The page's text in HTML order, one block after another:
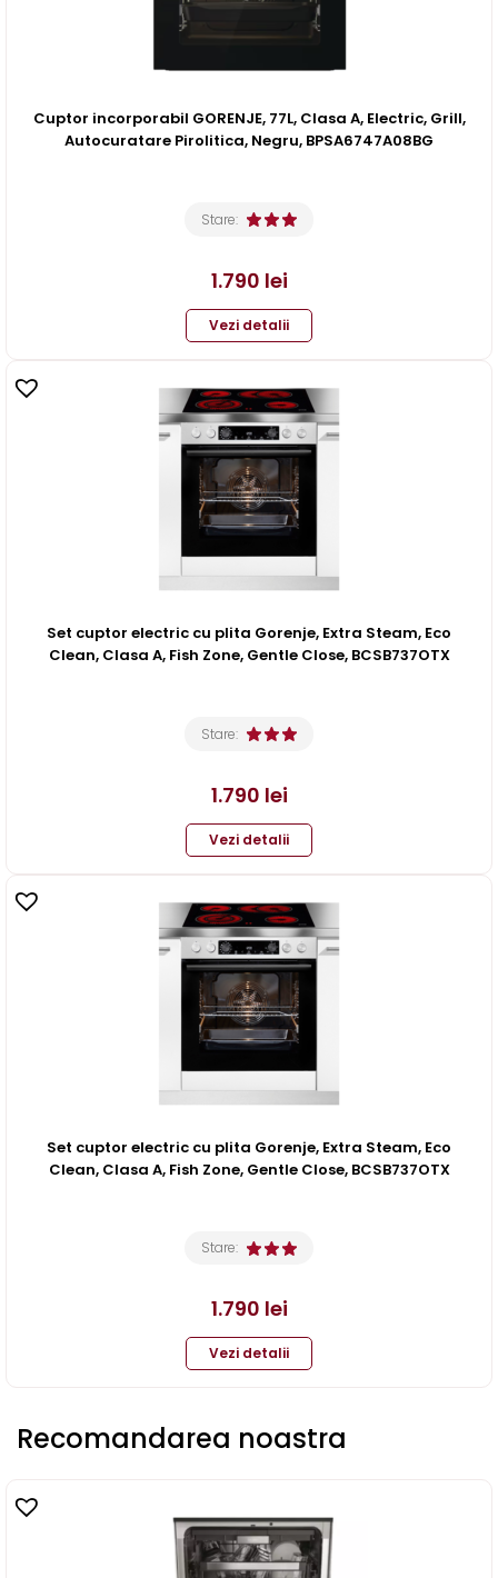
Cuptor incorporabil GORENJE, 77L, Clasa A, Electric, Grill,
Autocuratare Pirolitica, Negru, BPSA6747A08BG
Stare:
1.790 lei
Vezi detalii
Set cuptor electric cu plita Gorenje, Extra Steam, Eco
Clean, Clasa A, Fish Zone, Gentle Close, BCSB737OTX
Stare:
1.790 lei
Vezi detalii
Set cuptor electric cu plita Gorenje, Extra Steam, Eco
Clean, Clasa A, Fish Zone, Gentle Close, BCSB737OTX
Stare:
1.790 lei
Vezi detalii
Recomandarea noastra